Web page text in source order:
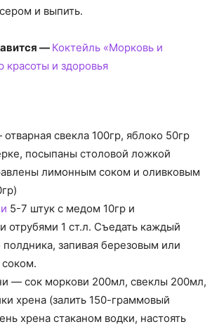
и выпить.
— Коктейль «Морковь и
красоты и здоровья
свекла 100гр, яблоко 50гр
посыпаны столовой ложкой
лимонным соком и оливковым
5-7 штук с медом 10гр и
отрубями 1 ст.л. Съедать каждый
запивая березовым или
— сок моркови 200мл, свеклы 200мл,
хрена (залить 150-граммовый
хрена стаканом водки, настоять